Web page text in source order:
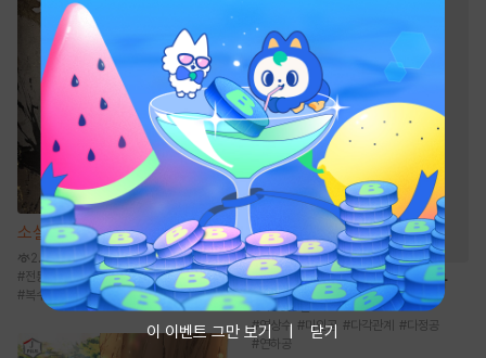
소설 팔면도도 [단행본]
2.2만
#전통무협 #성장물 #검객/무사 #먼치킨
#복수물
웹툰 베타 소백작이 달라졌다
160.6만
#연상수 #미인공 #다각관계 #다정공
#연하공
이 이벤트 그만 보기 닫기